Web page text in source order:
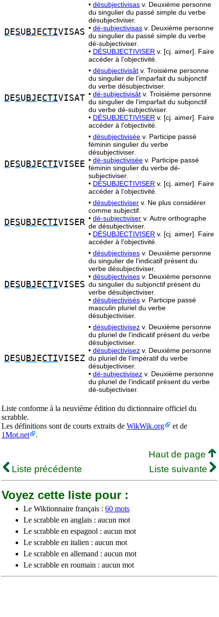
D ESU BJ ECTIVISAS
• désubjectivisas v. Deuxième personne
du singulier du passé simple du verbe
désubjectiviser.
• dé-subjectivisas v. Deuxième personne
du singulier du passé simple du verbe
dé-subjectiviser.
• DÉSUBJECTIVISER v. [cj. aimer]. Faire
accéder à l’objectivité.
D ESU BJ ECTIVISAT
• désubjectivisât v. Troisième personne
du singulier de l’imparfait du subjonctif
du verbe désubjectiviser.
• dé-subjectivisât v. Troisième personne
du singulier de l’imparfait du subjonctif
du verbe dé-subjectiviser.
• DÉSUBJECTIVISER v. [cj. aimer]. Faire
accéder à l’objectivité.
D ESU BJ ECTIVISEE
• désubjectivisée v. Participe passé
féminin singulier du verbe
désubjectiviser.
• dé-subjectivisée v. Participe passé
féminin singulier du verbe dé-
subjectiviser.
• DÉSUBJECTIVISER v. [cj. aimer]. Faire
accéder à l’objectivité.
D ESU BJ ECTIVISER
• désubjectiviser v. Ne plus considérer
comme subjectif.
• dé-subjectiviser v. Autre orthographe
de désubjectiviser.
• DÉSUBJECTIVISER v. [cj. aimer]. Faire
accéder à l’objectivité.
D ESU BJ ECTIVISES
• désubjectivises v. Deuxième personne
du singulier de l’indicatif présent du
verbe désubjectiviser.
• désubjectivises v. Deuxième personne
du singulier du subjonctif présent du
verbe désubjectiviser.
• désubjectivisés v. Participe passé
masculin pluriel du verbe
désubjectiviser.
D ESU BJ ECTIVISEZ
• désubjectivisez v. Deuxième personne
du pluriel de l’indicatif présent du verbe
désubjectiviser.
• désubjectivisez v. Deuxième personne
du pluriel de l’impératif du verbe
désubjectiviser.
• dé-subjectivisez v. Deuxième personne
du pluriel de l’indicatif présent du verbe
dé-subjectiviser.
Liste conforme à la neuvième édition du dictionnaire officiel du
scrabble.
Les définitions sont de courts extraits de WikWik.org
et de
1Mot.net
.
Haut de page
Liste précédente
Liste suivante
Voyez cette liste pour :
Le Wiktionnaire français : 60 mots
Le scrabble en anglais : aucun mot
Le scrabble en espagnol : aucun mot
Le scrabble en italien : aucun mot
Le scrabble en allemand : aucun mot
Le scrabble en roumain : aucun mot